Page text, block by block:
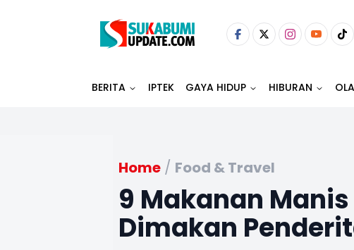
BERITA IPTEK GAYA HIDUP HIBURAN
Home / Food & Travel
9 Makanan
Dimakan